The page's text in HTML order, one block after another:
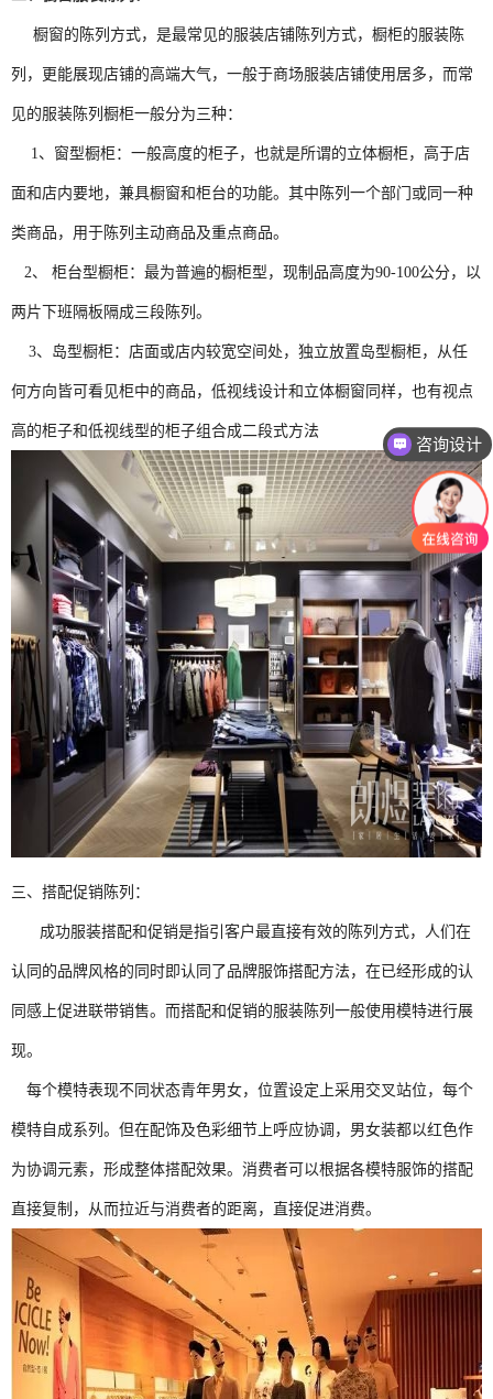
橱窗的陈列方式，是最常见的服装店铺陈列方式，橱柜的服装陈
列，更能展现店铺的高端大气，一般于商场服装店铺使用居多，而常
见的服装陈列橱柜一般分为三种：
1、窗型橱柜：一般高度的柜子，也就是所谓的立体橱柜，高于店
面和店内要地，兼具橱窗和柜台的功能。其中陈列一个部门或同一种
类商品，用于陈列主动商品及重点商品。
2、 柜台型橱柜：最为普遍的橱柜型，现制品高度为90-100公分，以
两片下班隔板隔成三段陈列。
3、岛型橱柜：店面或店内较宽空间处，独立放置岛型橱柜，从任
何方向皆可看见柜中的商品，低视线设计和立体橱窗同样，也有视点
高的柜子和低视线型的柜子组合成二段式方法
三、搭配促销陈列：
成功服装搭配和促销是指引客户最直接有效的陈列方式，人们在
认同的品牌风格的同时即认同了品牌服饰搭配方法，在已经形成的认
同感上促进联带销售。而搭配和促销的服装陈列一般使用模特进行展
现。
每个模特表现不同状态青年男女，位置设定上采用交叉站位，每个
模特自成系列。但在配饰及色彩细节上呼应协调，男女装都以红色作
为协调元素，形成整体搭配效果。消费者可以根据各模特服饰的搭配
直接复制，从而拉近与消费者的距离，直接促进消费。
咨询设计
咨询报价